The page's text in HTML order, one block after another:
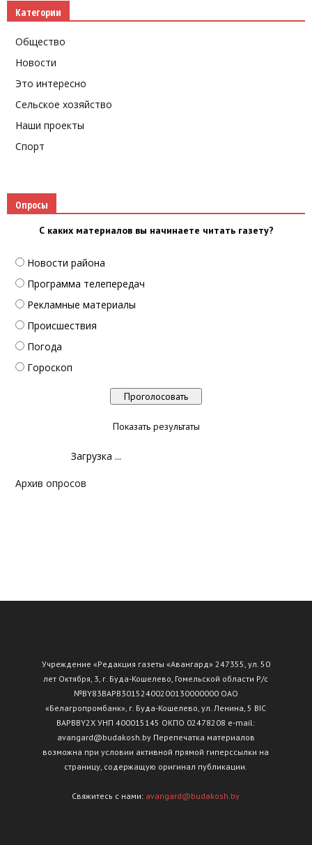
Категории
Общество
Новости
Это интересно
Сельское хозяйство
Наши проекты
Спорт
Опросы
С каких материалов вы начинаете читать газету?
Новости района
Программа телепередач
Рекламные материалы
Происшествия
Погода
Гороскоп
Показать результаты
Загрузка ...
Архив опросов
Учреждение «Редакция газеты «Авангард» 247355, ул. 50
лет Октября, 3, г. Буда-Кошелево, Гомельской области Р/с
№ВY83ВАРВ30152400200130000000 ОАО
«Белагропромбанк», г. Буда-Кошелево, ул. Ленина, 5 BIC
BAPBBY2X УНП 400015145 ОКПО 02478208 e-mail:
avangard@budakosh.by Перепечатка материалов
возможна при условии активной прямой гиперссылки на
страницу, содержащую оригинал публикации.
Свяжитесь с нами: avangard@budakosh.by